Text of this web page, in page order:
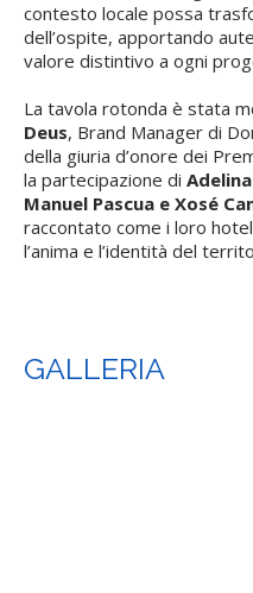
contesto locale possa
dell’ospite, apportando
valore distintivo a ogni
La tavola rotonda è stata
Deus, Brand Manager di
della giuria d’onore dei
la partecipazione di
Manuel Pascua e Xosé
raccontato come i loro
l’anima e l’identità del
GALLERIA